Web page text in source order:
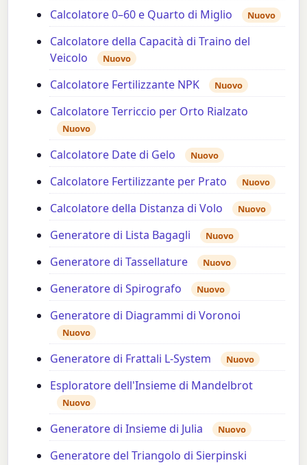
Calcolatore 0–60 e Quarto di Miglio Nuovo
Calcolatore della Capacità di Traino del
Veicolo
Nuovo
Calcolatore Fertilizzante NPK Nuovo
Calcolatore Terriccio per Orto Rialzato
Nuovo
Calcolatore Date di Gelo Nuovo
Calcolatore Fertilizzante per Prato Nuovo
Calcolatore della Distanza di Volo Nuovo
Generatore di Lista Bagagli Nuovo
Generatore di Tassellature Nuovo
Generatore di Spirografo Nuovo
Generatore di Diagrammi di Voronoi
Nuovo
Generatore di Frattali L-System Nuovo
Esploratore dell'Insieme di Mandelbrot
Nuovo
Generatore di Insieme di Julia Nuovo
Generatore del Triangolo di Sierpinski